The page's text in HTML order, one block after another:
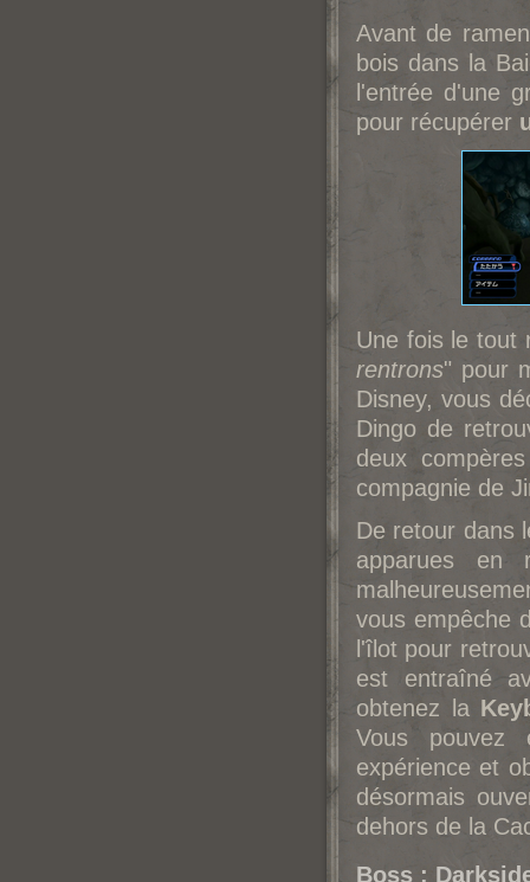
Avant de
bois dans la
l'entrée d'une
pour récupérer
Une fois le tout
rentrons" pour
Disney, vous
Dingo de
deux
compagnie de
De retour dans
apparues en
vous empêche
l'îlot pour
est entraîné
obtenez la
Vous pouvez
expérience et
désormais
dehors de la
Boss :